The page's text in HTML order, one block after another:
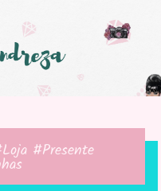
#Presente